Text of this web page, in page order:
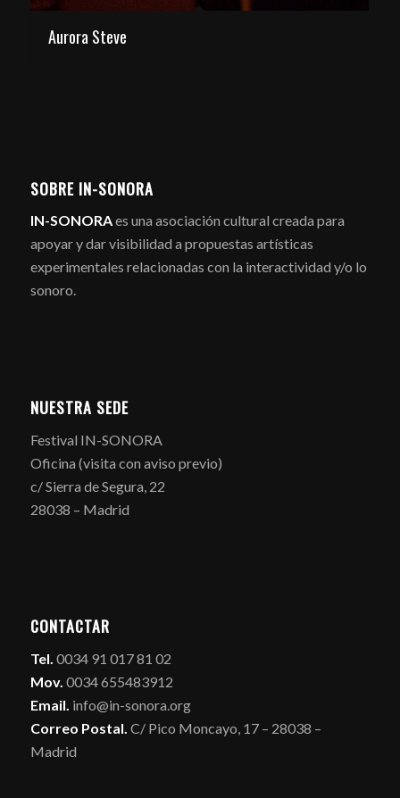
Aurora Steve
SOBRE IN-SONORA
IN-SONORAes una asociación cultural creada para
apoyar y dar visibilidad a propuestas artísticas
experimentales relacionadas con la interactividad y/o lo
sonoro.
NUESTRA SEDE
Festival IN-SONORA
Oficina (visita con aviso previo)
c/ Sierra de Segura, 22
28038 – Madrid
CONTACTAR
Tel. 0034 91 017 81 02
Mov. 0034 655483912
Email. info@in-sonora.org
Correo Postal. C/ Pico Moncayo, 17 – 28038 –
Madrid